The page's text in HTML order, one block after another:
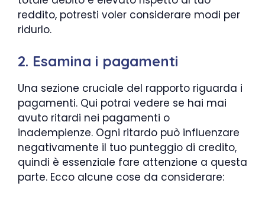
reddito, potresti voler considerare modi per
ridurlo.
2. Esamina i pagamenti
Una sezione cruciale del rapporto riguarda i
pagamenti. Qui potrai vedere se hai mai
avuto ritardi nei pagamenti o
inadempienze. Ogni ritardo può influenzare
negativamente il tuo punteggio di credito,
quindi è essenziale fare attenzione a questa
parte. Ecco alcune cose da considerare: